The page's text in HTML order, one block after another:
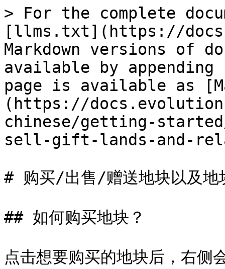
> For the complete
[llms.txt](https://
Markdown versions of
available by
page is available as
(https://
chinese/getting-
sell-gift-lands-and-
# 购买/出售/赠送地块以及地
## 如何购买地块？
点击想要购买的地块后，右侧